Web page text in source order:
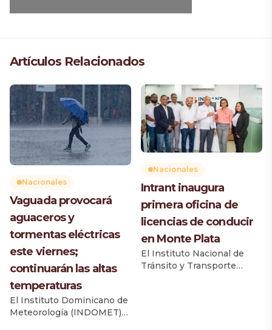
Artículos Relacionados
Nacionales
Vaguada provocará
aguaceros y
tormentas eléctricas
este viernes;
continuarán las altas
temperaturas
El Instituto Dominicano de
Meteorología (INDOMET)
Nacionales
Intrant inaugura
primera oficina de
licencias de conducir
en Monte Plata
El Instituto Nacional de
Tránsito y Transporte